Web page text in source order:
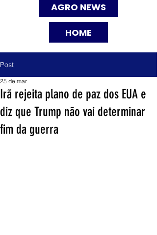
AGRO NEWS
HOME
Post
Irã rejeita plano de paz dos EUA e
diz que Trump não vai determinar
fim da guerra
25 de mar.